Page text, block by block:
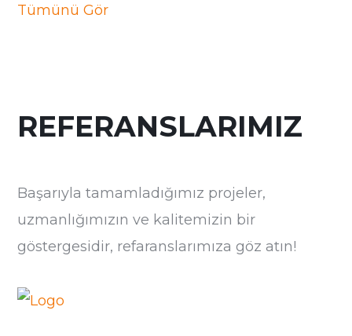
Tümünü Gör
REFERANSLARIMIZ
Başarıyla tamamladığımız projeler,
uzmanlığımızın ve kalitemizin bir
göstergesidir, refaranslarımıza göz atın!